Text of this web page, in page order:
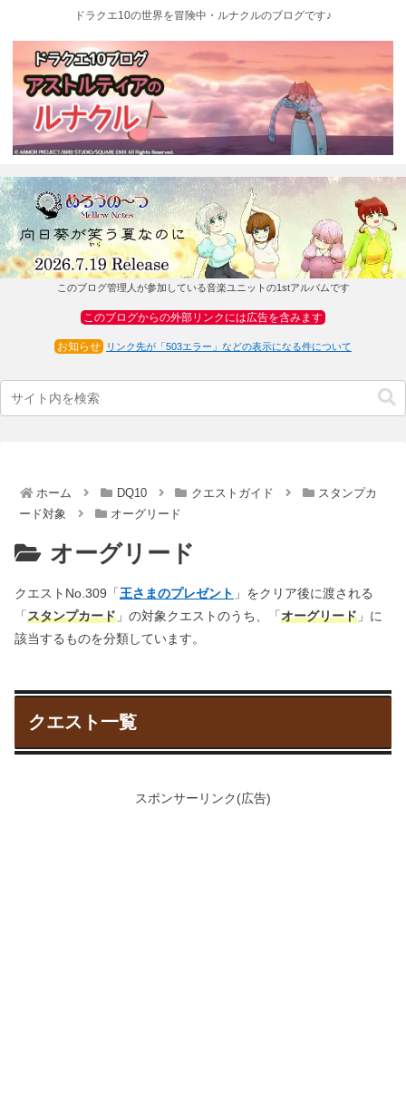
ドラクエ10の世界を冒険中・ルナクルのブログです♪
このブログ管理人が参加している音楽ユニットの1stアルバムです
このブログからの外部リンクには広告を含みます
お知らせ リンク先が「503エラー」などの表示になる件について
ホーム DQ10 クエストガイド
スタンプカ
ード対象
オーグリード
オーグリード
クエストNo.309「王さまのプレゼント 」をクリア後に渡される
「スタンプカード 」の対象クエストのうち、「オーグリード 」に
該当するものを分類しています。
クエスト一覧
スポンサーリンク(広告)